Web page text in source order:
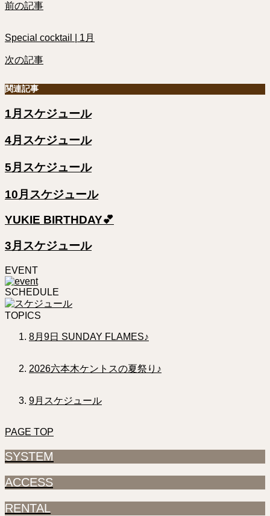
前の記事
Special cocktail | 1月
次の記事
関連記事
1月スケジュール
4月スケジュール
5月スケジュール
10月スケジュール
YUKIE BIRTHDAY💕
3月スケジュール
EVENT
SCHEDULE
TOPICS
8月9日 SUNDAY FLAMES♪
2026六本木ケントスの夏祭り♪
9月スケジュール
PAGE TOP
SYSTEM
ACCESS
RENTAL